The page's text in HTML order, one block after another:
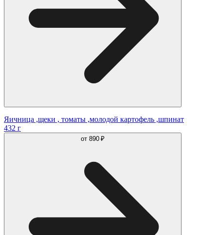
Яичница ,щеки , томаты ,молодой картофель ,шпинат
432 г
от 890 ₽